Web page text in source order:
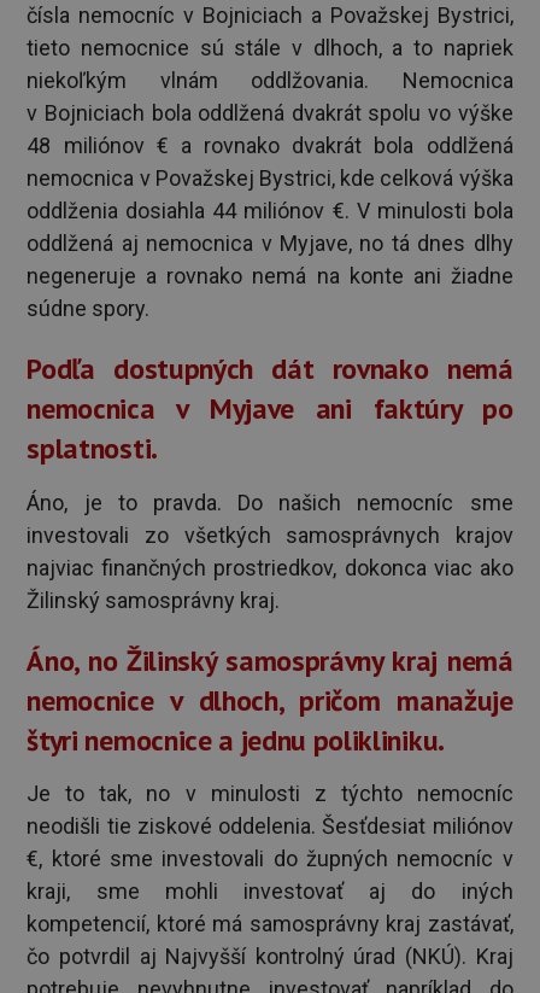
čísla nemocníc v Bojniciach a Považskej Bystrici,
tieto nemocnice sú stále v dlhoch, a to napriek
niekoľkým vlnám oddlžovania. Nemocnica
v Bojniciach bola oddlžená dvakrát spolu vo výške
48 miliónov € a rovnako dvakrát bola oddlžená
nemocnica v Považskej Bystrici, kde celková výška
oddlženia dosiahla 44 miliónov €. V minulosti bola
oddlžená aj nemocnica v Myjave, no tá dnes dlhy
negeneruje a rovnako nemá na konte ani žiadne
súdne spory.
Podľa dostupných dát rovnako nemá
nemocnica v Myjave ani faktúry po
splatnosti.
Áno, je to pravda. Do našich nemocníc sme
investovali zo všetkých samosprávnych krajov
najviac finančných prostriedkov, dokonca viac ako
Žilinský samosprávny kraj.
Áno, no Žilinský samosprávny kraj nemá
nemocnice v dlhoch, pričom manažuje
štyri nemocnice a jednu polikliniku.
Je to tak, no v minulosti z týchto nemocníc
neodišli tie ziskové oddelenia. Šesťdesiat miliónov
€, ktoré sme investovali do župných nemocníc v
kraji, sme mohli investovať aj do iných
kompetencií, ktoré má samosprávny kraj zastávať,
čo potvrdil aj Najvyšší kontrolný úrad (NKÚ). Kraj